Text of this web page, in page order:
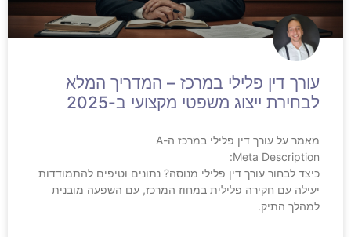
עורך דין פלילי במרכז – המדריך המלא
לבחירת ייצוג משפטי מקצועי ב-2025
מאמר על עורך דין פלילי במרכז ה-A
Meta Description:
כיצד לבחור עורך דין פלילי מנוסה? נתונים וטיפים להתמודדות
יעילה עם חקירה פלילית במחוז המרכז, עם השפעה מובנית
למהלך התיק.